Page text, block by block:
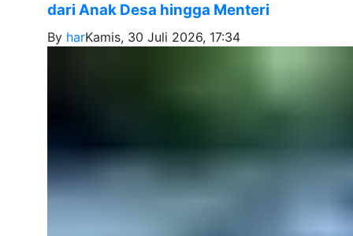
dari Anak Desa hingga Menteri
By harKamis, 30 Juli 2026, 17:34